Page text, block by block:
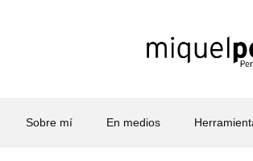
Sobre mí En medios